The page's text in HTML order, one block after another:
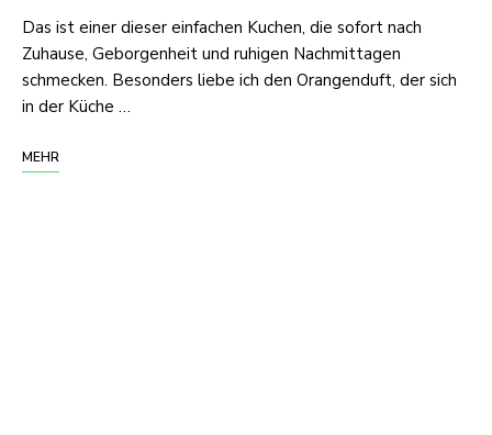
Das ist einer dieser einfachen Kuchen, die sofort nach
Zuhause, Geborgenheit und ruhigen Nachmittagen
schmecken. Besonders liebe ich den Orangenduft, der sich
in der Küche …
MEHR